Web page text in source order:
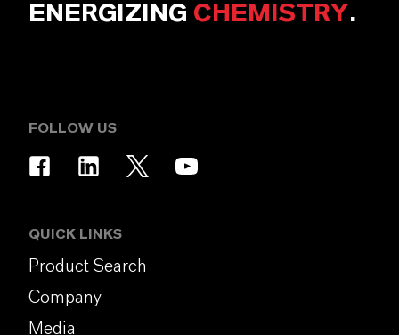
ENERGIZING CHEMISTRY.
FOLLOW US
QUICK LINKS
Product Search
Company
Media